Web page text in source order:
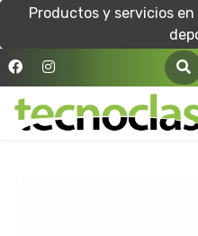
Productos y servicios